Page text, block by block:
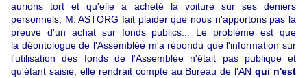
aurions tort et qu'elle a acheté la voiture sur ses deniers
personnels, M. ASTORG fait plaider que nous n'apportons pas la
preuve d'un achat sur fonds publics... Le problème est que
la déontologue de l'Assemblée m'a répondu que l'information sur
l'utilisation des fonds de l'Assemblée n'était pas publique et
qu'étant saisie, elle rendrait compte au Bureau de l'ANqui n'est